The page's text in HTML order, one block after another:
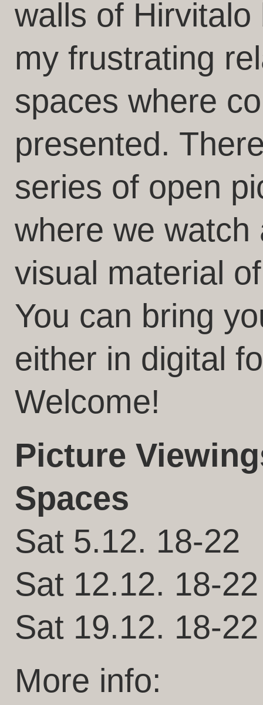
walls of
my frustrating
spaces where
presented.
series of open
where we watch
visual material
You can bring
either in digital
Welcome!
Picture
Spaces
Sat 5.12. 18-22
Sat 12.12. 18-22
Sat 19.12. 18-22
More info: